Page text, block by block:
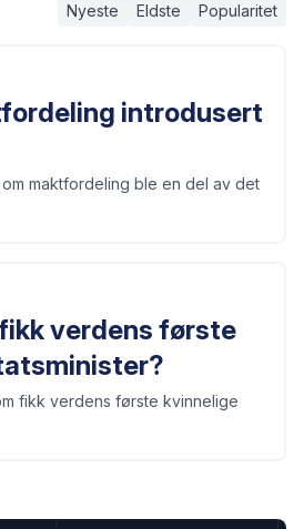
Nyeste Eldste Popularitet
introdusert
maktfordeling ble en del av det
verdens første
fikk verdens første kvinnelige